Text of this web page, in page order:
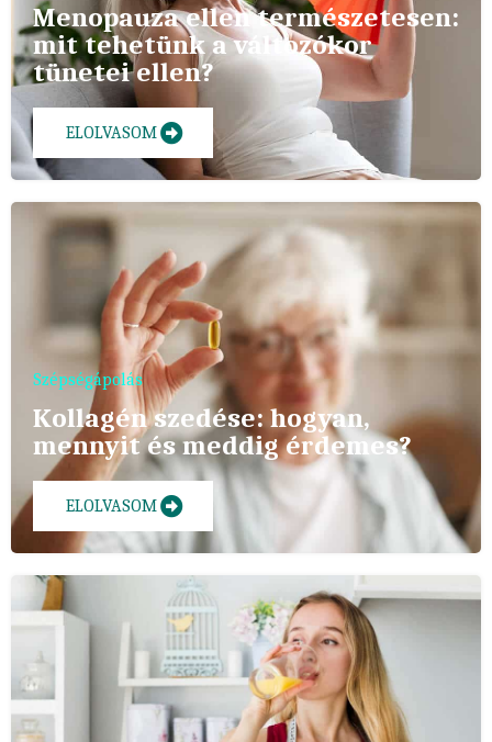
Menopauza ellen természetesen:
mit tehetünk a változókor
tünetei ellen?
ELOLVASOM
Szépségápolás
Kollagén szedése: hogyan,
mennyit és meddig érdemes?
ELOLVASOM